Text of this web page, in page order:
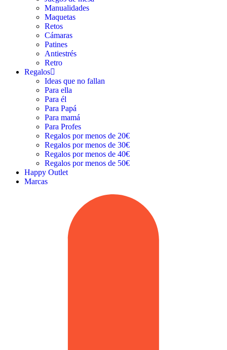
Manualidades
Maquetas
Retos
Cámaras
Patines
Antiestrés
Retro
Regalos
Ideas que no fallan
Para ella
Para él
Para Papá
Para mamá
Para Profes
Regalos por menos de 20€
Regalos por menos de 30€
Regalos por menos de 40€
Regalos por menos de 50€
Happy Outlet
Marcas